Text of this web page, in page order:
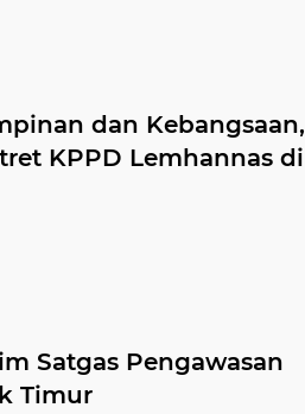
dan Kebangsaan,
KPPD Lemhannas di
Satgas Pengawasan
Timur